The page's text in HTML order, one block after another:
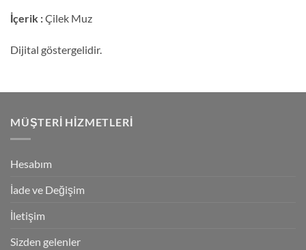
İçerik :Çilek Muz
Dijital göstergelidir.
MÜŞTERI HIZMETLERI
Hesabım
İade ve Değişim
İletişim
Sizden gelenler